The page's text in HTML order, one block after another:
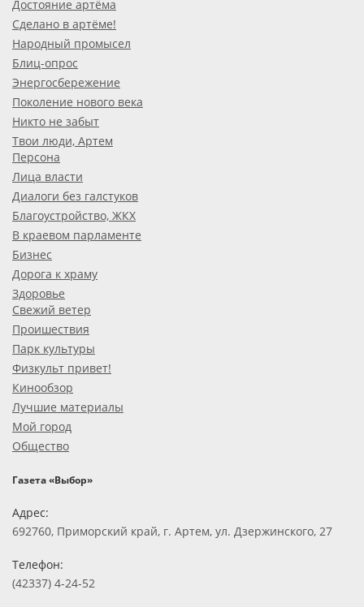
Достояние артёма
Сделано в артёме!
Народный промысел
Блиц-опрос
Энергосбережение
Поколение нового века
Никто не забыт
Твои люди, Артем
Персона
Лица власти
Диалоги без галстуков
Благоустройство, ЖКХ
В краевом парламенте
Бизнес
Дорога к храму
Здоровье
Свежий ветер
Проишествия
Парк культуры
Физкульт привет!
Кинообзор
Лучшие материалы
Мой город
Общество
Газета «Выбор»
Адрес:
692760, Приморский край, г. Артем, ул. Дзержинского, 27
Телефон:
(42337) 4-24-52